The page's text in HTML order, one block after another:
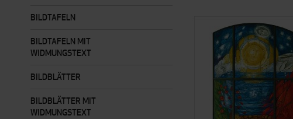
BILDTAFELN
BILDTAFELN MIT
WIDMUNGSTEXT
BILDBLÄTTER
BILDBLÄTTER MIT
WIDMUNGSTEXT